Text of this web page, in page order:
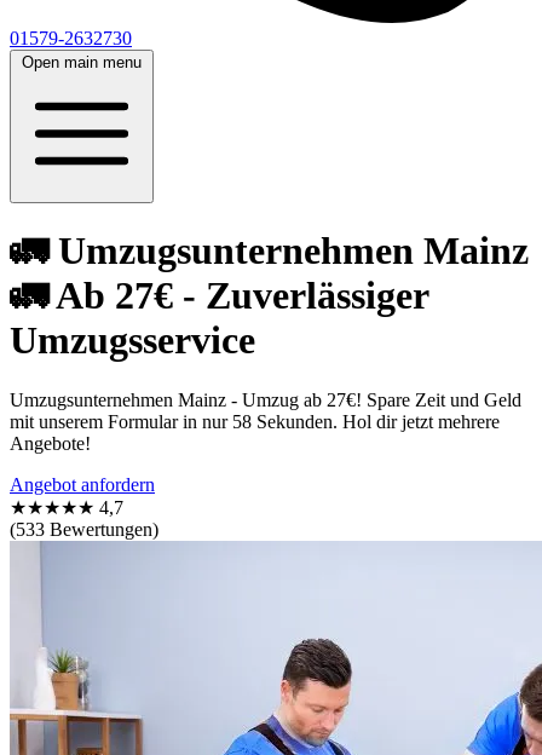
01579-2632730
Open main menu
🚛 Umzugsunternehmen Mainz
🚛 Ab 27€ - Zuverlässiger
Umzugsservice
Umzugsunternehmen Mainz - Umzug ab 27€! Spare Zeit und Geld
mit unserem Formular in nur 58 Sekunden. Hol dir jetzt mehrere
Angebote!
Angebot anfordern
★★★★★ 4,7
(533 Bewertungen)